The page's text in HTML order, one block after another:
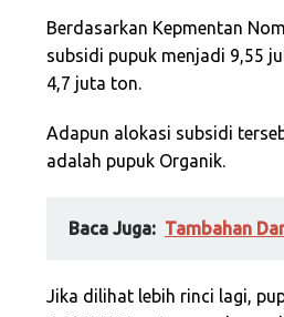
Berdasarkan Kepmentan
subsidi pupuk menjadi 9,55
4,7 juta ton.
Adapun alokasi subsidi
adalah pupuk Organik.
Baca Juga: Tambahan
Jika dilihat lebih rinci lagi,